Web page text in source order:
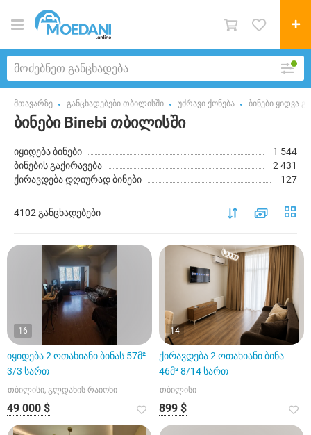
მთავარზე განცხადებები თბილისში უძრავი ქონება ბინები ყიდვა
ბინები Binebi თბილისში
იყიდება ბინები
1 544
ბინების გაქირავება
2 431
ქირავდება დღიურად ბინები
127
4102 განცხადებები
16
იყიდება 2 ოთახიანი ბინას 57მ²
3/3 სართ
თბილისი, გლდანის რაიონი
49 000 $
14
ქირავდება 2 ოთახიანი ბინა
46მ² 8/14 სართ
თბილისი
899 $